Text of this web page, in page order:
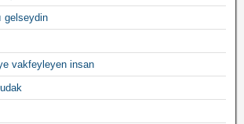
gelseydin
vakfeyleyen insan